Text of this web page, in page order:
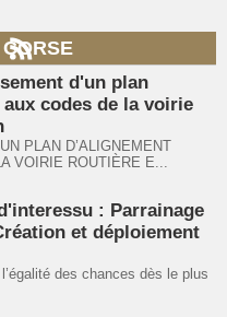
d'un plan
codes de la voirie
PLAN D’ALIGNEMENT
VOIRIE ROUTIÈRE E...
: Parrainage
et déploiement
des chances dès le plus